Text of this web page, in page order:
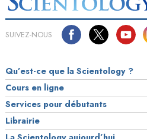
SUIVEZ-NOUS
Qu’est-ce que la Scientology ?
Cours en ligne
Services pour débutants
Librairie